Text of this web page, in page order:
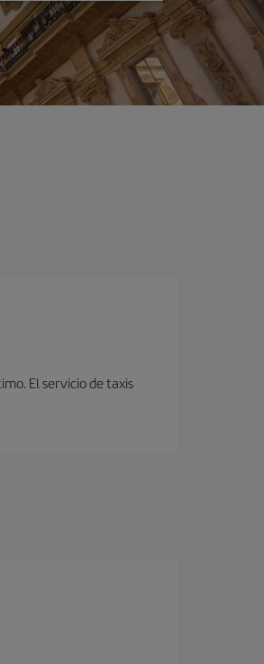
El servicio de taxis